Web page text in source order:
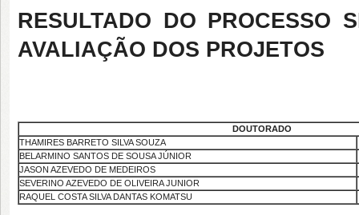
RESULTADO DO PROCESSO
AVALIAÇÃO DOS PROJETOS
DOUTORADO
THAMIRES BARRETO SILVA SOUZA
BELARMINO SANTOS DE SOUSA JÚNIOR
JASON AZEVEDO DE MEDEIROS
SEVERINO AZEVEDO DE OLIVEIRA JUNIOR
RAQUEL COSTA SILVA DANTAS KOMATSU